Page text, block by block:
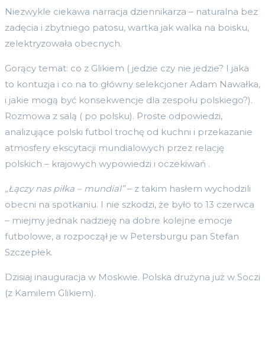
Niezwykle ciekawa narracja dziennikarza – naturalna bez
zadęcia i zbytniego patosu, wartka jak walka na boisku,
zelektryzowała obecnych.
Gorący temat: co z Glikiem ( jedzie czy nie jedzie? I jaka
to kontuzja i co na to główny selekcjoner Adam Nawałka,
i jakie mogą być konsekwencje dla zespołu polskiego?).
Rozmowa z salą ( po polsku). Proste odpowiedzi,
analizujące polski futbol trochę od kuchni i przekazanie
atmosfery ekscytacji mundialowych przez relację
polskich – krajowych wypowiedzi i oczekiwań .
„Łączy nas piłka – mundial”– z takim hasłem wychodzili
obecni na spotkaniu. I nie szkodzi, że było to 13 czerwca
– miejmy jednak nadzieję na dobre kolejne emocje
futbolowe, a rozpoczął je w Petersburgu pan Stefan
Szczepłek.
Dzisiaj inauguracja w Moskwie. Polska drużyna już w Soczi
(z Kamilem Glikiem).